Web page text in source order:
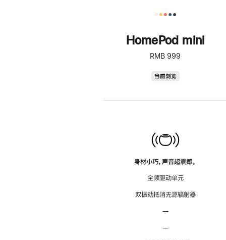
HomePod mini
RMB 999
当前浏览
身材小巧，声音超震撼。
全频驱动单元
双振动抵消无源辐射器
—
—